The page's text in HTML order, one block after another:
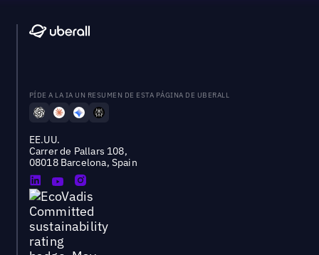
PÍDE A LA IA UN RESUMEN DE ESTA PÁGINA DE UBERALL
EE.UU.
Carrer de Pallars 108,
08018 Barcelona, Spain